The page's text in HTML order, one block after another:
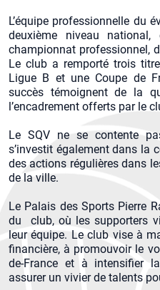
L’équipe professionnelle du
deuxième niveau
championnat professionnel,
Le club a remporté trois
Ligue B et une Coupe de
succès témoignent de la
l’encadrement offerts par le
Le SQV ne se contente
s’investit également dans la
des actions régulières dans
de la ville.
Le Palais des Sports Pierre
du club, où les supporters
leur équipe. Le club vise à
financière, à promouvoir le
de-France et à intensifier
assurer un vivier de talents